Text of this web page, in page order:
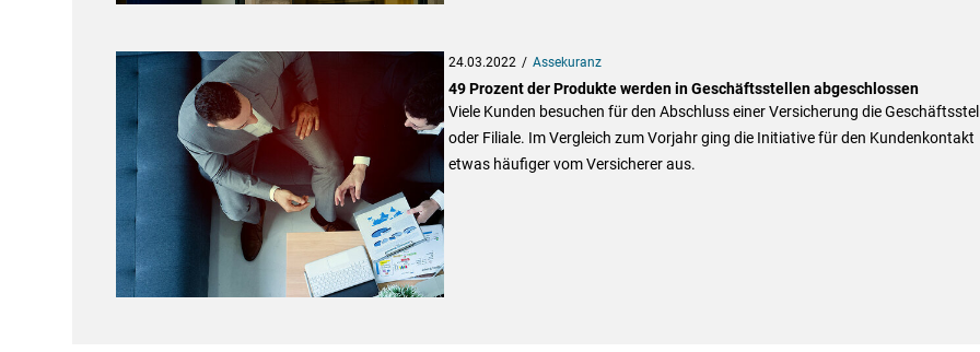
24.03.2022 Assekuranz
49 Prozent der Produkte werden in Geschäftsstellen abgeschlossen
Viele Kunden besuchen für den Abschluss einer Versicherung die
oder Filiale. Im Vergleich zum Vorjahr ging die Initiative für den Kundenkontakt
etwas häufiger vom Versicherer aus.